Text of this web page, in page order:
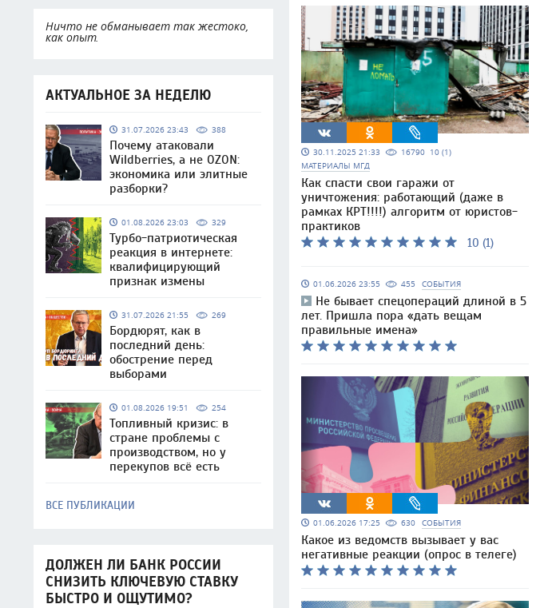
Ничто не обманывает так жестоко,
как опыт.
АКТУАЛЬНОЕ ЗА НЕДЕЛЮ
31.07.2026 23:43 388
Почему атаковали
Wildberries, а не OZON:
экономика или элитные
разборки?
01.08.2026 23:03 329
Турбо-патриотическая
реакция в интернете:
квалифицирующий
признак измены
31.07.2026 21:55 269
Бордюрят, как в
последний день:
обострение перед
выборами
01.08.2026 19:51 254
Топливный кризис: в
стране проблемы с
производством, но у
перекупов всё есть
ВСЕ ПУБЛИКАЦИИ
ДОЛЖЕН ЛИ БАНК РОССИИ
СНИЗИТЬ КЛЮЧЕВУЮ СТАВКУ
БЫСТРО И ОЩУТИМО?
30.11.2025 21:33 16790 10 (1)
МАТЕРИАЛЫ МГД
Как спасти свои гаражи от
уничтожения: работающий (даже в
рамках КРТ!!!!) алгоритм от юристов-
практиков
10 (1)
01.06.2026 23:55 455 СОБЫТИЯ
Не бывает спецопераций длиной в 5
лет. Пришла пора «дать вещам
правильные имена»
01.06.2026 17:25 630 СОБЫТИЯ
Какое из ведомств вызывает у вас
негативные реакции (опрос в телеге)